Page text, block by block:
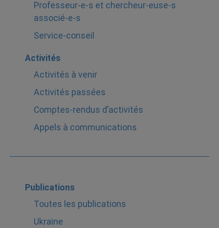
Professeur-e-s et chercheur-euse-s
associé-e-s
Service-conseil
Activités
Activités à venir
Activités passées
Comptes-rendus d’activités
Appels à communications
Publications
Toutes les publications
Ukraine